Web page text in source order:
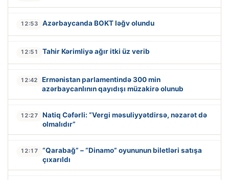
12:53 Azərbaycanda BOKT ləğv olundu
12:51 Tahir Kərimliyə ağır itki üz verib
12:42
Ermənistan parlamentində 300 min
azərbaycanlının qayıdışı müzakirə olunub
12:27
Natiq Cəfərli: “Vergi məsuliyyətdirsə, nəzarət də
olmalıdır”
12:17
“Qarabağ” – “Dinamo” oyununun biletləri satışa
çıxarıldı